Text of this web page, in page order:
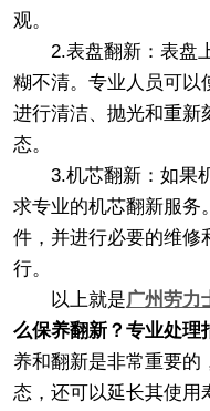
观。
2.表盘翻新：表盘上
糊不清。专业人员可以
进行清洁、抛光和重新
态。
3.机芯翻新：如果机
求专业的机芯翻新服务
件，并进行必要的维修
行。
以上就是广州劳力
么保养翻新？专业处理
养和翻新是非常重要的
态，还可以延长其使用